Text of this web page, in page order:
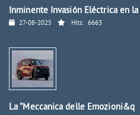
Inminente Invasión Eléctrica en la
27-08-2025 Hits: 6663
La "Meccanica delle Emozioni&q